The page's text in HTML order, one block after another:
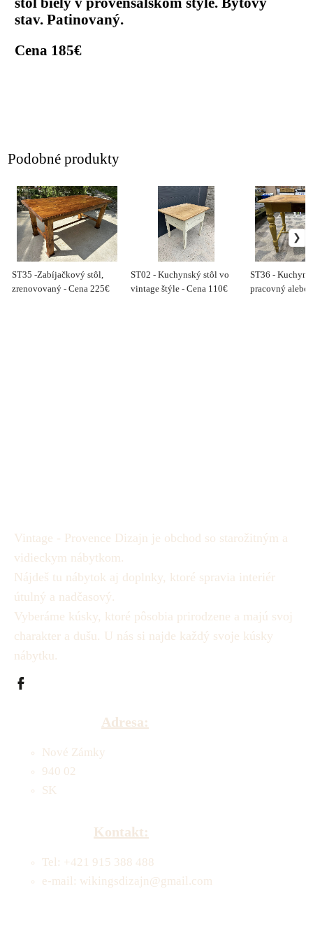
stav. Patinovaný.
Cena 185€
Podobné produkty
ST35 -Zabíjačkový stôl,
zrenovovaný - Cena 225€
ST02 - Kuchynský stôl vo
vintage štýle - Cena 110€
ST36 -
pracovný alebo
Vintage - Provence Dizajn je obchod so starožitným a
vidieckym nábytkom.
Nájdeš tu nábytok aj doplnky, ktoré spravia interiér
útulný a nadčasový.
Vyberáme kúsky, ktoré pôsobia prirodzene a majú svoj
charakter a dušu. U nás si najde každý svoje kúsky
nábytku.
Adresa:
Nové Zámky
940 02
SK
Kontakt:
Tel: +421 915 388 488
e-mail: wikingsdizajn@gmail.com